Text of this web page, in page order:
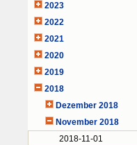
2023
2022
2021
2020
2019
2018
Dezember 2018
November 2018
2018-11-01